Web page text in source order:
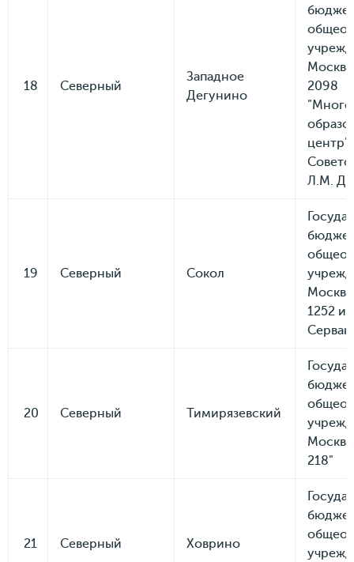
18 Северный
Западное
Дегунино
2098
центр"
Л.М.
19 Северный Сокол
1252
20 Северный Тимирязевский
218"
21 Северный Ховрино